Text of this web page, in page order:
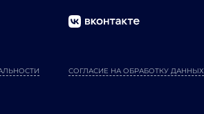
СОГЛАСИЕ НА ОБРАБОТКУ ДАННЫХ